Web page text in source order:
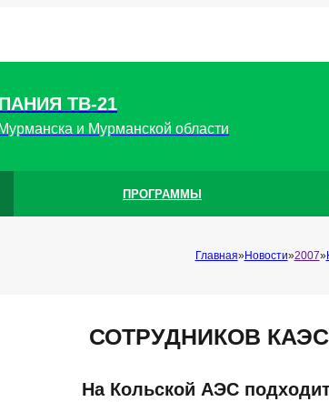
ТВ-21
и Мурманской области
ПРОГРАММЫ
Главная Новости 2007
СОТРУДНИКОВ
На Кольской АЭС